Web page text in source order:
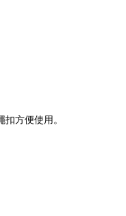
方便使用。